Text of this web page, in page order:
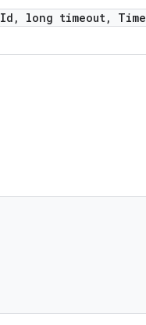
Id , long timeout, Time